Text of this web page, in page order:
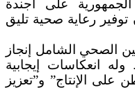
على أجندة
توفير رعاية صحية تليق
الصحي الشامل إنجاز
انعكاسات إيجابية
على الإنتاج” و”تعزيز